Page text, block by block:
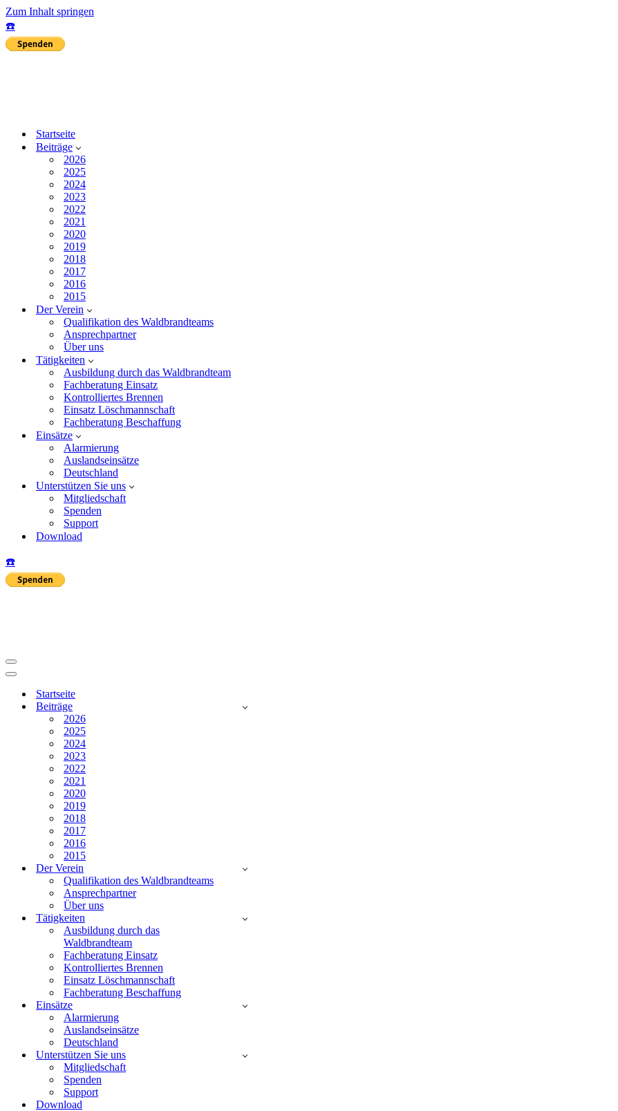
Zum Inhalt springen
☎️
Startseite
Beiträge
2026
2025
2024
2023
2022
2021
2020
2019
2018
2017
2016
2015
Der Verein
Qualifikation des Waldbrandteams
Ansprechpartner
Über uns
Tätigkeiten
Ausbildung durch das Waldbrandteam
Fachberatung Einsatz
Kontrolliertes Brennen
Einsatz Löschmannschaft
Fachberatung Beschaffung
Einsätze
Alarmierung
Auslandseinsätze
Deutschland
Unterstützen Sie uns
Mitgliedschaft
Spenden
Support
Download
☎️
Navigationsmenü
Navigationsmenü
Startseite
Beiträge
2026
2025
2024
2023
2022
2021
2020
2019
2018
2017
2016
2015
Der Verein
Qualifikation des Waldbrandteams
Ansprechpartner
Über uns
Tätigkeiten
Ausbildung durch das
Waldbrandteam
Fachberatung Einsatz
Kontrolliertes Brennen
Einsatz Löschmannschaft
Fachberatung Beschaffung
Einsätze
Alarmierung
Auslandseinsätze
Deutschland
Unterstützen Sie uns
Mitgliedschaft
Spenden
Support
Download